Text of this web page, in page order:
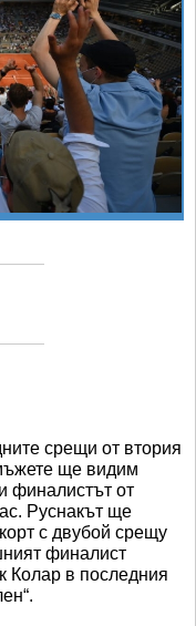
срещи от втория
ще видим
финалистът от
Руснакът ще
с двубой срещу
финалист
Колар в последния